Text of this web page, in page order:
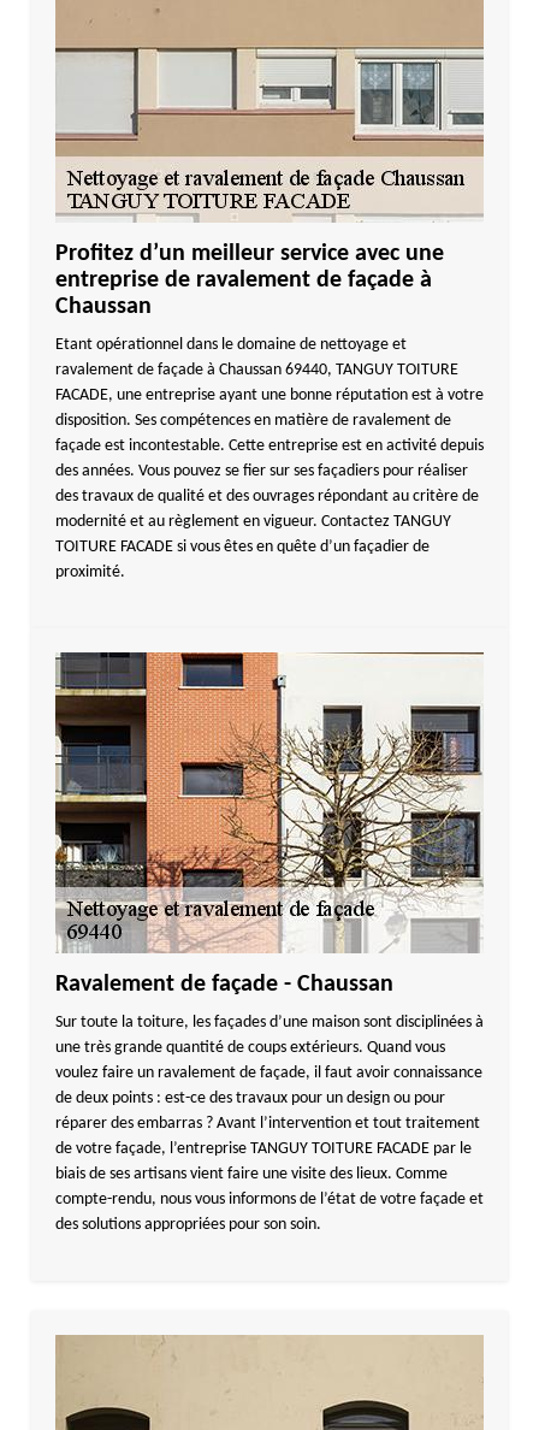
Profitez d’un meilleur service avec une
entreprise de ravalement de façade à
Chaussan
Etant opérationnel dans le domaine de nettoyage et
ravalement de façade à Chaussan 69440, TANGUY TOITURE
FACADE, une entreprise ayant une bonne réputation est à votre
disposition. Ses compétences en matière de ravalement de
façade est incontestable. Cette entreprise est en activité depuis
des années. Vous pouvez se fier sur ses façadiers pour réaliser
des travaux de qualité et des ouvrages répondant au critère de
modernité et au règlement en vigueur. Contactez TANGUY
TOITURE FACADE si vous êtes en quête d’un façadier de
proximité.
Ravalement de façade - Chaussan
Sur toute la toiture, les façades d’une maison sont disciplinées à
une très grande quantité de coups extérieurs. Quand vous
voulez faire un ravalement de façade, il faut avoir connaissance
de deux points : est-ce des travaux pour un design ou pour
réparer des embarras ? Avant l’intervention et tout traitement
de votre façade, l’entreprise TANGUY TOITURE FACADE par le
biais de ses artisans vient faire une visite des lieux. Comme
compte-rendu, nous vous informons de l’état de votre façade et
des solutions appropriées pour son soin.